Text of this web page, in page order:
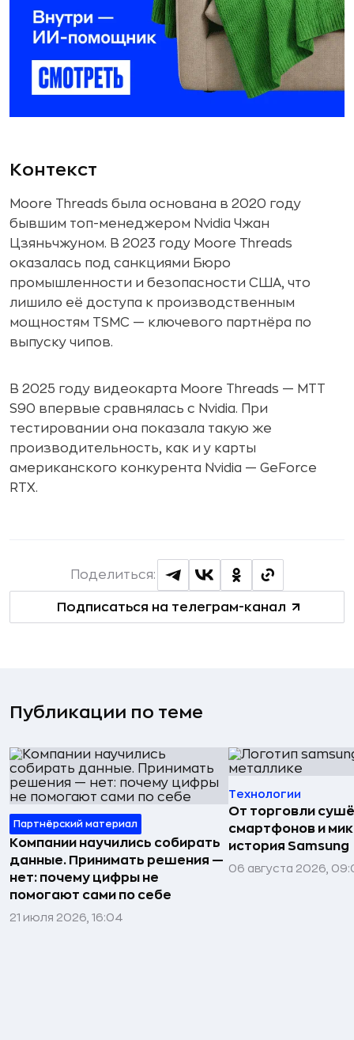
Контекст
Moore Threads была основана в 2020 году
бывшим топ-менеджером Nvidia Чжан
Цзяньчжуном. В 2023 году Moore Threads
оказалась под санкциями Бюро
промышленности и безопасности США, что
лишило её доступа к производственным
мощностям TSMC — ключевого партнёра по
выпуску чипов.
В 2025 году видеокарта Moore Threads — MTT
S90 впервые сравнялась с Nvidia. При
тестировании она показала такую же
производительность, как и у карты
американского конкурента Nvidia — GeForce
RTX.
Подписаться на телеграм-канал
Поделиться:
Публикации по теме
Партнёрский материал
Компании научились собирать
данные. Принимать решения —
нет: почему цифры не
помогают сами по себе
21 июля 2026, 16:04
Технологии
От торговли
смартфонов и
история Samsung
06 августа 2026,